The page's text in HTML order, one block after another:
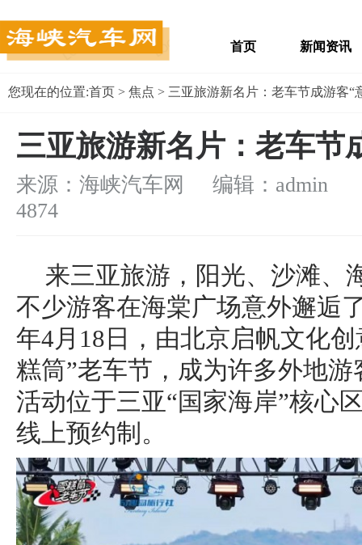
首页 新闻资讯
您现在的位置:首页 > 焦点 > 三亚旅游新名片：老车节成游客“
三亚旅游新名片：老车节
来源：海峡汽车网 编辑：admin
4874
来三亚旅游，阳光、沙滩、
不少游客在海棠广场意外邂逅
年4月18日，由北京启帆文化
糕筒”老车节，成为许多外地
活动位于三亚“国家海岸”核心
线上预约制。